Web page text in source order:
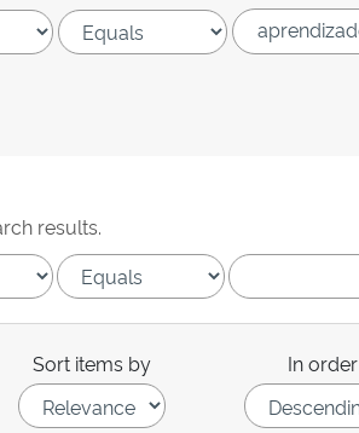
results.
Sort items by In order